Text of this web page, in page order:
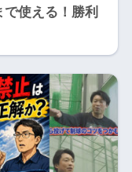
使える！勝利